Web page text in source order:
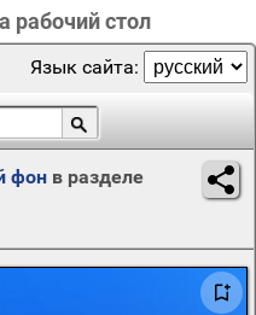
рабочий стол
Язык сайта:
фон в разделе